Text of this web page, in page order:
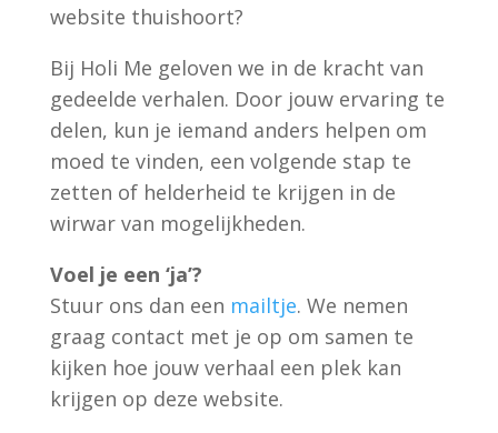
website thuishoort?
Bij Holi Me geloven we in de kracht van
gedeelde verhalen. Door jouw ervaring te
delen, kun je iemand anders helpen om
moed te vinden, een volgende stap te
zetten of helderheid te krijgen in de
wirwar van mogelijkheden.
Voel je een ‘ja’?
Stuur ons dan een mailtje. We nemen
graag contact met je op om samen te
kijken hoe jouw verhaal een plek kan
krijgen op deze website.